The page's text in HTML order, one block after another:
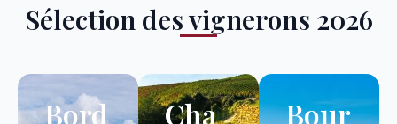
Sélection des vignerons 2026
Bord Cha Bour